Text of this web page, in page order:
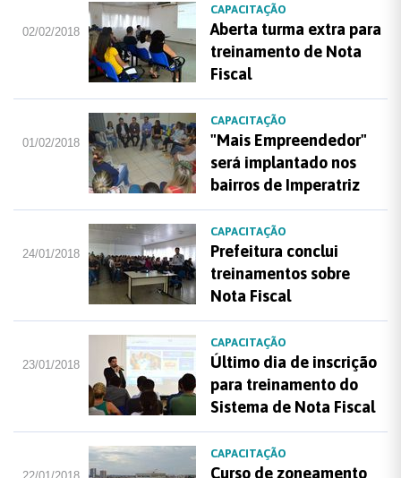
02/02/2018
CAPACITAÇÃO
Aberta turma extra para
treinamento de Nota
Fiscal
01/02/2018
CAPACITAÇÃO
"Mais Empreendedor"
será implantado nos
bairros de Imperatriz
24/01/2018
CAPACITAÇÃO
Prefeitura conclui
treinamentos sobre
Nota Fiscal
23/01/2018
CAPACITAÇÃO
Último dia de inscrição
para treinamento do
Sistema de Nota Fiscal
CAPACITAÇÃO
Curso de zoneamento